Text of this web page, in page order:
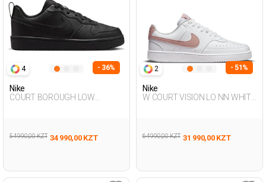
4 - 36%
Nike
COURT BOROUGH LOW
54 990,00 KZT 34 990,00 KZT
2 - 51%
Nike
W COURT VISION LO NN WHITE
64 990,00 KZT 31 990,00 KZT